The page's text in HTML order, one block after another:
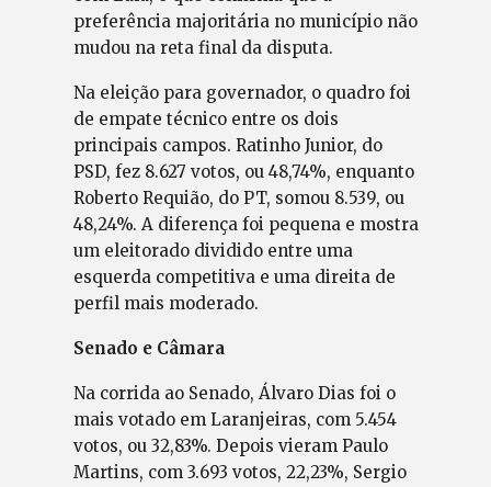
preferência majoritária no município não
mudou na reta final da disputa.
Na eleição para governador, o quadro foi
de empate técnico entre os dois
principais campos. Ratinho Junior, do
PSD, fez 8.627 votos, ou 48,74%, enquanto
Roberto Requião, do PT, somou 8.539, ou
48,24%. A diferença foi pequena e mostra
um eleitorado dividido entre uma
esquerda competitiva e uma direita de
perfil mais moderado.
Senado e Câmara
Na corrida ao Senado, Álvaro Dias foi o
mais votado em Laranjeiras, com 5.454
votos, ou 32,83%. Depois vieram Paulo
Martins, com 3.693 votos, 22,23%, Sergio